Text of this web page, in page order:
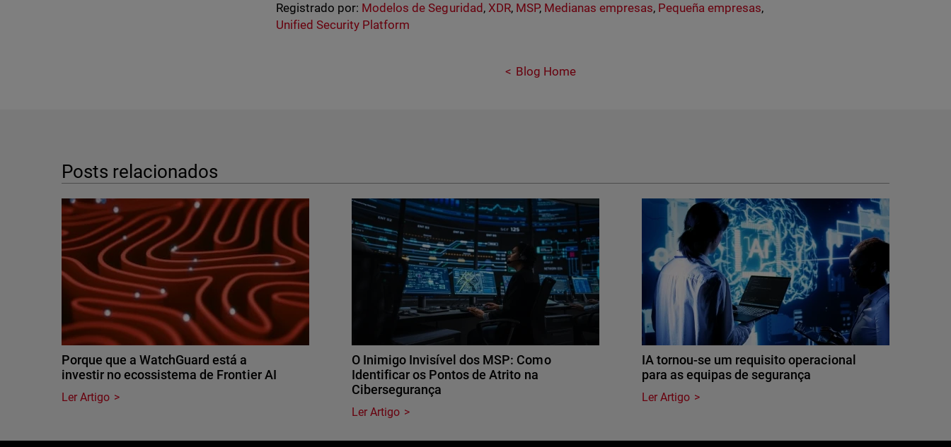
Registrado por: Modelos de Seguridad , XDR, MSP, Medianas empresas, Pequeña empresas,
Unified Security Platform
Blog Home
Posts relacionados
Porque que a WatchGuard está a
investir no ecossistema de Frontier AI
Ler Artigo
O Inimigo Invisível dos MSP: Como
Identificar os Pontos de Atrito na
Cibersegurança
Ler Artigo
IA tornou-se um requisito operacional
para as equipas de segurança
Ler Artigo